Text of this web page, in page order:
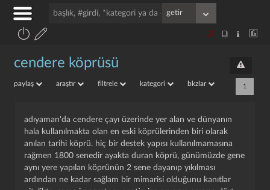
cendere köprüsü
paylaş araştır filtrele kategori bkzlar 1
adıyaman'da cendere çayı üzerinde yer alan ve dünyanın
hala kullanılmakta olan en eski köprülerinden biri olarak
anılan tarihi köprü. hiç bir destek yapısı kullanılmamasına
rağmen 1800 senedir ayakta duran köprü, günümüzde gene
aynı yere yapılan köprünün 2 sene dayanıp yıkılması
ardından ne kadar sağlam bir mimarisi olduğunu kanıtlar